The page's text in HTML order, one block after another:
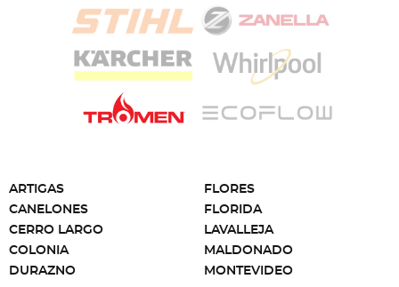
ARTIGAS
CANELONES
CERRO LARGO
COLONIA
DURAZNO
FLORES
FLORIDA
LAVALLEJA
MALDONADO
MONTEVIDEO